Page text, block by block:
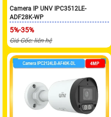
Camera IP UNV IPC3512LE-
ADF28K-WP
5%-35%
Giá Gốc: liên hệ